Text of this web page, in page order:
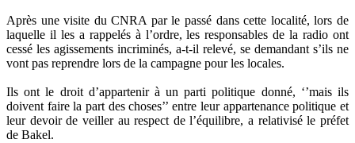
Après une visite du CNRA par le passé dans cette localité, lors de
laquelle il les a rappelés à l’ordre, les responsables de la radio ont
cessé les agissements incriminés, a-t-il relevé, se demandant s’ils ne
vont pas reprendre lors de la campagne pour les locales.
Ils ont le droit d’appartenir à un parti politique donné, ‘’mais ils
doivent faire la part des choses’’ entre leur appartenance politique et
leur devoir de veiller au respect de l’équilibre, a relativisé le préfet
de Bakel.